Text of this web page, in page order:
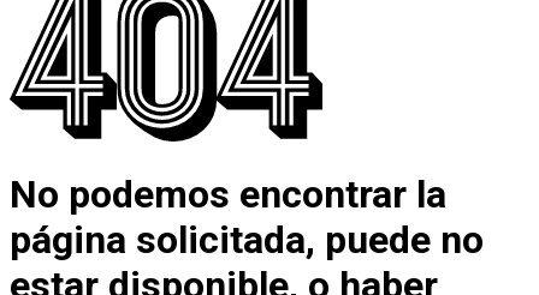
No podemos encontrar la
página solicitada, puede no
estar disponible, o haber